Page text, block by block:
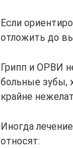
Если
отложить до
Грипп и ОРВИ
больные зубы,
крайне
Иногда
относят: